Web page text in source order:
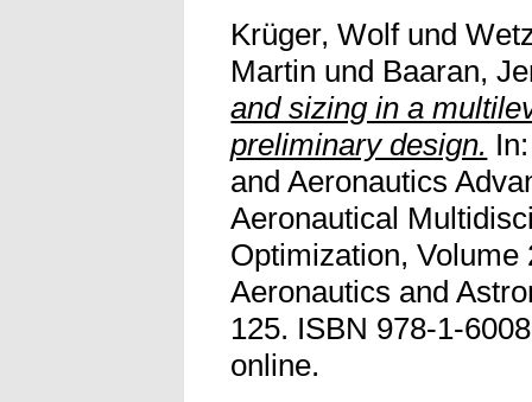
Krüger, Wolfund
Martin und Baaran,
and sizing in a
preliminary design.
and Aeronautics
Aeronautical
Optimization, Volume
Aeronautics and
125. ISBN 978-1-
online.